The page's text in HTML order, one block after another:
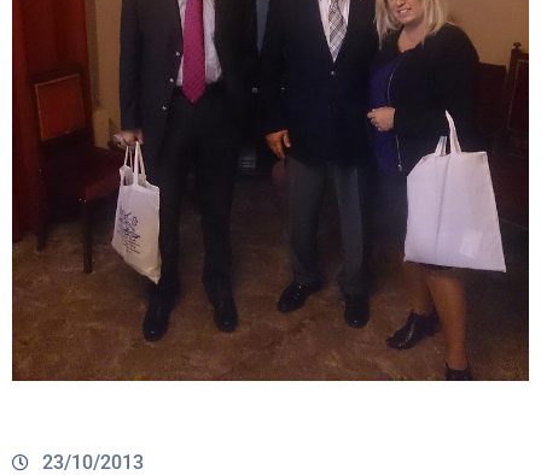
23/10/2013